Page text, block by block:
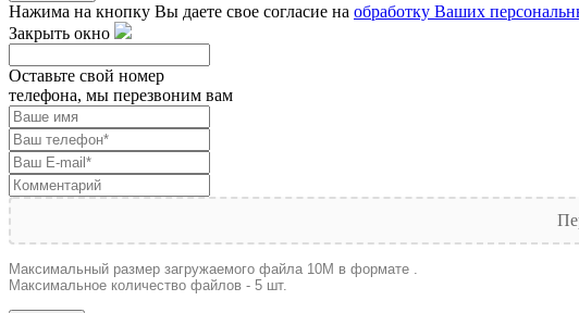
Нажима на кнопку Вы даете свое согласие на обработку Ваших
Закрыть окно
Оставьте свой номер
телефона, мы перезвоним вам
Максимальный размер загружаемого файла 10M в формате .
Максимальное количество файлов - 5 шт.